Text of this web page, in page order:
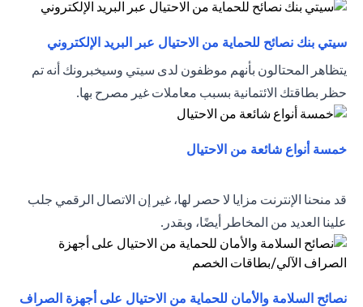
سيتي بنك نصائح للحماية من الاحتيال عبر البريد الإلكتروني
يتظاهر المحتالون بأنهم موظفون لدى سيتي وسيخبرونك أنه تم
حظر بطاقتك الائتمانية بسبب معاملات غير مصرح بها.
خمسة أنواع شائعة من الاحتيال
قد منحنا الإنترنت مزايا لا حصر لها، غير إن الاتصال الرقمي جلب
علينا العديد من المخاطر أيضًا، وبقدر.
نصائح السلامة والأمان للحماية من الاحتيال على أجهزة الصراف